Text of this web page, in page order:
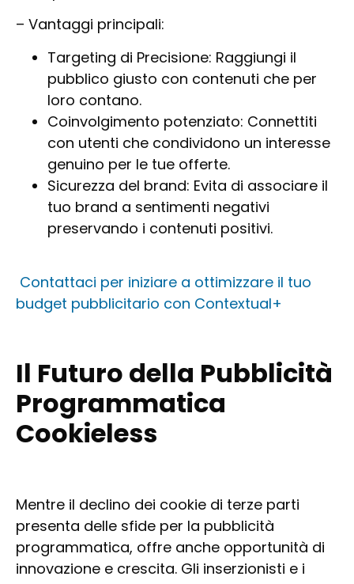
– Vantaggi principali:
Targeting di Precisione: Raggiungi il
pubblico giusto con contenuti che per
loro contano.
Coinvolgimento potenziato: Connettiti
con utenti che condividono un interesse
genuino per le tue offerte.
Sicurezza del brand: Evita di associare il
tuo brand a sentimenti negativi
preservando i contenuti positivi.
Contattaci per iniziare a ottimizzare il tuo
budget pubblicitario con Contextual+
Il Futuro della Pubblicità
Programmatica
Cookieless
Mentre il declino dei cookie di terze parti
presenta delle sfide per la pubblicità
programmatica, offre anche opportunità di
innovazione e crescita. Gli inserzionisti e i